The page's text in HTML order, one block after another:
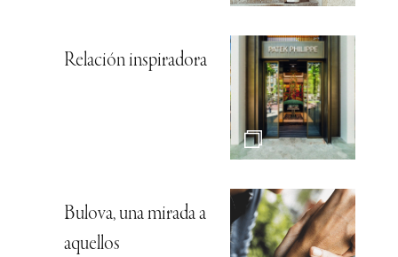
Relación inspiradora
Bulova, una mirada a
aquellos